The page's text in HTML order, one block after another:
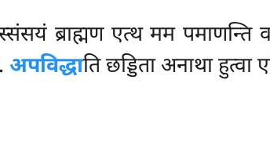
ब्राह्मण एत्थ मम पमाणन्ति
अपविद्धाति छड्डिता अनाथा हुत्वा